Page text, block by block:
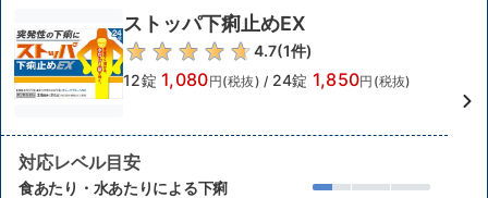
ストッパ下痢止めEX
4.7(1件)
12錠 1,080円(税抜) / 24錠 1,850円(税抜)
対応レベル目安
食あたり・水あたりによる下痢